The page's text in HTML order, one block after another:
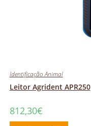
Identificação Animal
Leitor Agrident APR250
812,30€